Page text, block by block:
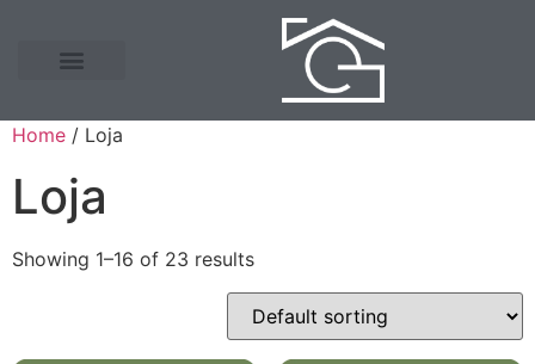
Home / Loja
Loja
Showing 1–16 of 23 results